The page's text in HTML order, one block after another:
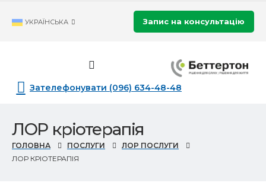
УКРАЇНСЬКА Запис на консультацію
Зателефонувати (096) 634-48-48
ЛОР кріотерапія
ГОЛОВНА ПОСЛУГИ
ЛОР ПОСЛУГИ
ЛОР КРІОТЕРАПІЯ